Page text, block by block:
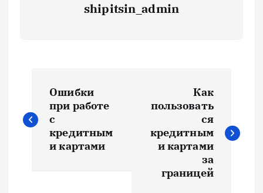
shipitsin_admin
а
Ошибки
при работе
с
кредитным
и картами
Как
пользовать
ся
кредитным
и картами
за
границей